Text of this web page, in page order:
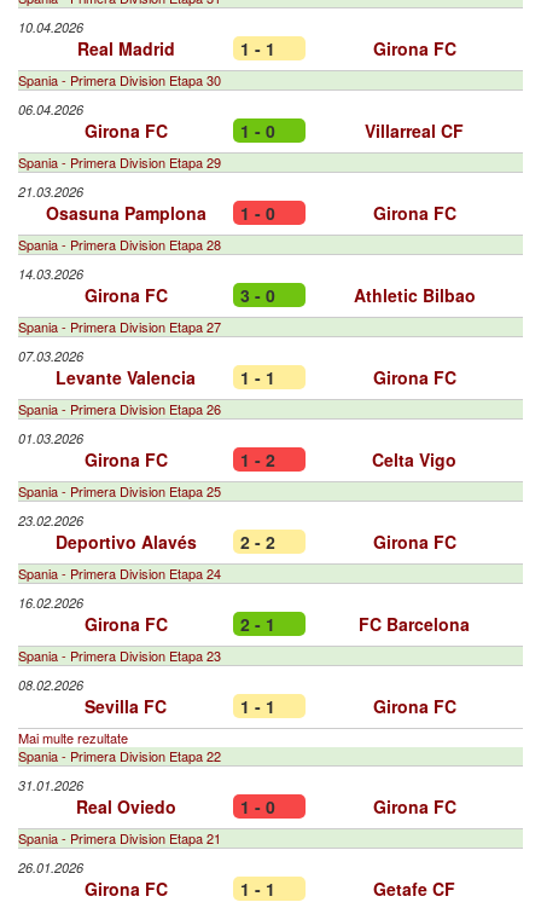
10.04.2026
Real Madrid 1 - 1 Girona FC
Spania - Primera Division Etapa 30
06.04.2026
Girona FC 1 - 0 Villarreal CF
Spania - Primera Division Etapa 29
21.03.2026
Osasuna Pamplona 1 - 0 Girona FC
Spania - Primera Division Etapa 28
14.03.2026
Girona FC 3 - 0 Athletic Bilbao
Spania - Primera Division Etapa 27
07.03.2026
Levante Valencia 1 - 1 Girona FC
Spania - Primera Division Etapa 26
01.03.2026
Girona FC 1 - 2 Celta Vigo
Spania - Primera Division Etapa 25
23.02.2026
Deportivo Alavés 2 - 2 Girona FC
Spania - Primera Division Etapa 24
16.02.2026
Girona FC 2 - 1 FC Barcelona
Spania - Primera Division Etapa 23
08.02.2026
Sevilla FC 1 - 1 Girona FC
Mai multe rezultate
Spania - Primera Division Etapa 22
31.01.2026
Real Oviedo 1 - 0 Girona FC
Spania - Primera Division Etapa 21
26.01.2026
Girona FC 1 - 1 Getafe CF